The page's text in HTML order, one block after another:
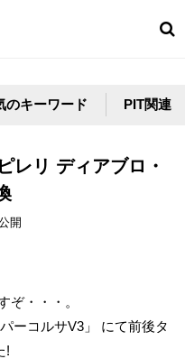
のキーワード PIT関連
レリ ディアブロ・
開
ぞ・・・。
ーコルサV3」 にて前後タ
!